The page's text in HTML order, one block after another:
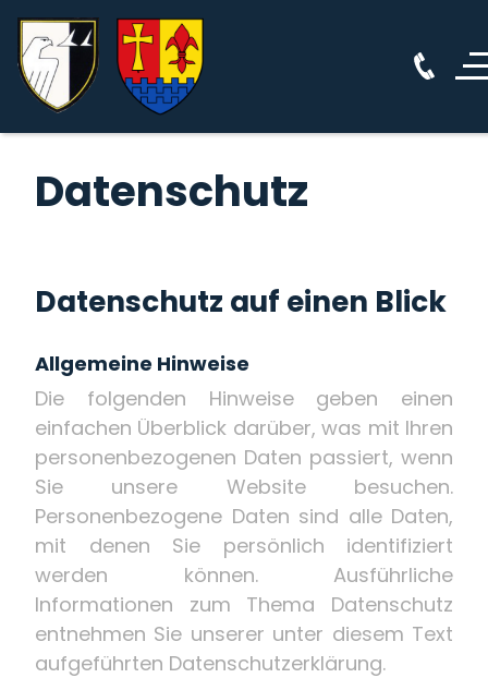
Datenschutz
Datenschutz auf einen Blick
Allgemeine Hinweise
Die folgenden Hinweise geben einen
einfachen Überblick darüber, was mit Ihren
personenbezogenen Daten passiert, wenn
Sie unsere Website besuchen.
Personenbezogene Daten sind alle Daten,
mit denen Sie persönlich identifiziert
werden können. Ausführliche
Informationen zum Thema Datenschutz
entnehmen Sie unserer unter diesem Text
aufgeführten Datenschutzerklärung.